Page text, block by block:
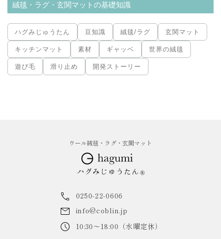
絨毯・ラグ・玄関マットの基礎知識
ハグみじゅうたん 豆知識 絨毯/ラグ 玄関マット
キッチンマット 素材 ギャッベ 世界の絨毯
遊び毛 滑り止め 開発ストーリー
ウール絨毯・ラグ・玄関マット
0250-22-0606
info@coblin.jp
10:30～18:00（水曜定休）